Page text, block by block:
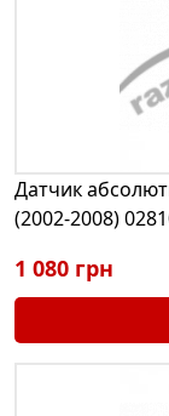
Датчик
(2002-2008)
1 080 грн